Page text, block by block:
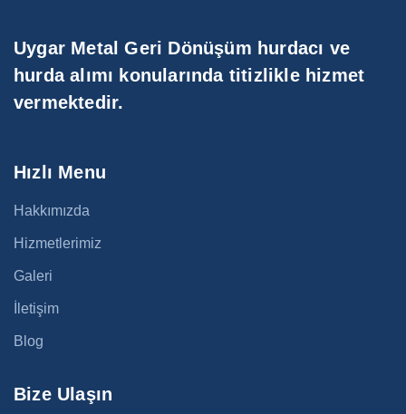
Uygar Metal Geri Dönüşüm hurdacı ve
hurda alımı konularında titizlikle hizmet
vermektedir.
Hızlı Menu
Hakkımızda
Hizmetlerimiz
Galeri
İletişim
Blog
Bize Ulaşın